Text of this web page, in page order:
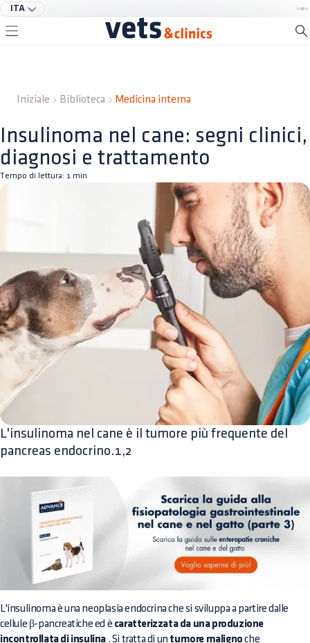
ITA
Iniziale Biblioteca Medicina interna
Insulinoma nel cane: segni clinici,
diagnosi e trattamento
Tempo di lettura: 1 min
L'insulinoma nel cane è il tumore più frequente del
pancreas endocrino.1,2
L'insulinoma è una neoplasia endocrina che si sviluppa a partire dalle
cellule β-pancreatiche ed è caratterizzata da una produzione
incontrollata di insulina . Si tratta di un tumore maligno che